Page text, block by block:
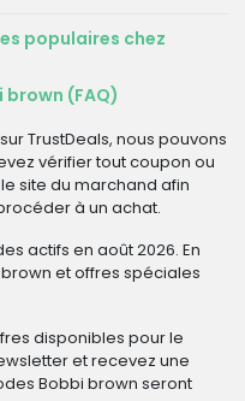
populaires chez
brown (FAQ)
TrustDeals, nous pouvons
vérifier tout coupon ou
site du marchand afin
à un achat.
actifs en août 2026. En
et offres spéciales
disponibles pour le
et recevez une
Bobbi brown seront